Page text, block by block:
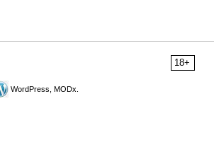
18+
WordPress, MODx.